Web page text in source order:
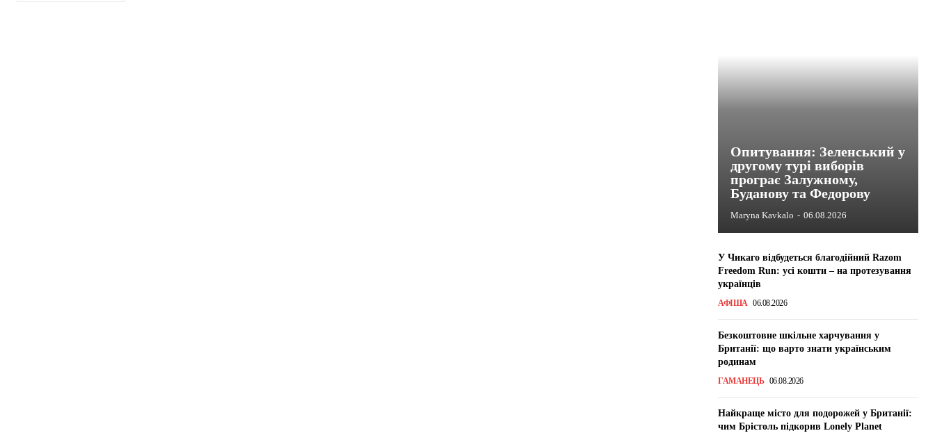
Опитування: Зеленський у
другому турі виборів
програє Залужному,
Буданову та Федорову
Maryna Kavkalo - 06.08.2026
У Чикаго відбудеться благодійний Razom
Freedom Run: усі кошти – на протезування
українців
АФІША 06.08.2026
Безкоштовне шкільне харчування у
Британії: що варто знати українським
родинам
ГАМАНЕЦЬ 06.08.2026
Найкраще місто для подорожей у Британії:
чим Брістоль підкорив Lonely Planet